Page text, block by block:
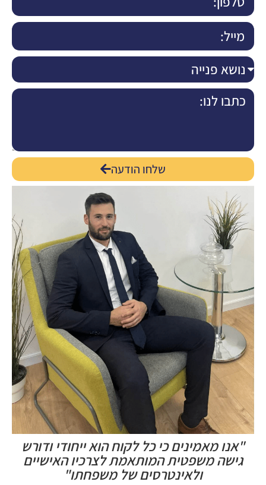
שלחו הודעה
"אנו מאמינים כי כל לקוח הוא ייחודי ודורש
גישה משפטית המותאמת לצרכיו האישיים
ולאינטרסים של משפחתו"